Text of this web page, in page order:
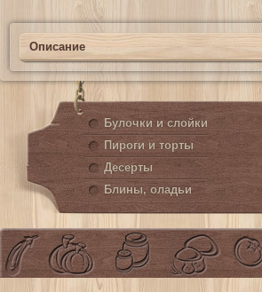
Описание
Булочки и слойки
Пироги и торты
Десерты
Блины, оладьи